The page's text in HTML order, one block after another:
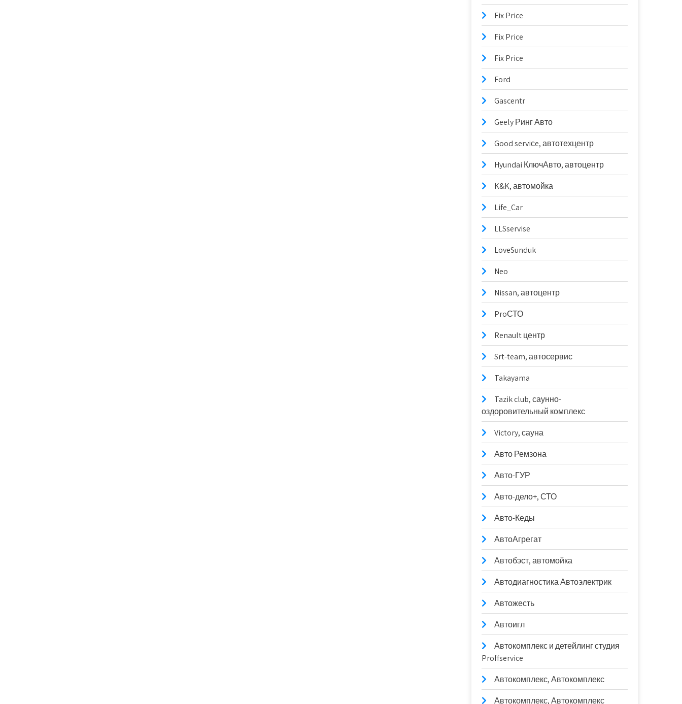
Fix Price
Fix Price
Fix Price
Ford
Gascentr
Geely Ринг Авто
Good serviсe, автотехцентр
Hyundai КлючАвто, автоцентр
K&K, автомойка
Life_Car
LLSservise
LoveSunduk
Neo
Nissan, автоцентр
ProСТО
Renault центр
Srt-team, автосервис
Takayama
Tazik club, саунно-
оздоровительный комплекс
Victory, сауна
Авто Ремзона
Авто-ГУР
Авто-дело+, СТО
Авто-Кеды
АвтоАгрегат
Автобэст, автомойка
Автодиагностика Автоэлектрик
Автожесть
Автоигл
Автокомплекс и детейлинг студия
Proffservice
Автокомплекс, Автокомплекс
Автокомплекс, Автокомплекс